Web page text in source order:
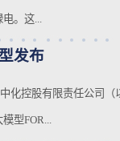
。这...
发布
控股有限责任公司（
型FOR...